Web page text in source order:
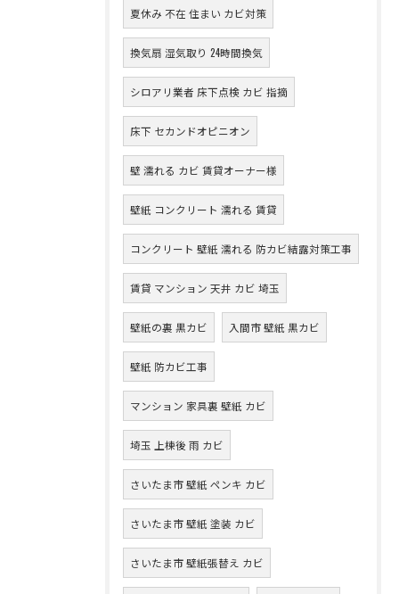
夏休み 不在 住まい カビ対策
換気扇 湿気取り 24時間換気
シロアリ業者 床下点検 カビ 指摘
床下 セカンドオピニオン
壁 濡れる カビ 賃貸オーナー様
壁紙 コンクリート 濡れる 賃貸
コンクリート 壁紙 濡れる 防カビ結露対策工事
賃貸 マンション 天井 カビ 埼玉
壁紙の裏 黒カビ 入間市 壁紙 黒カビ
壁紙 防カビ工事
マンション 家具裏 壁紙 カビ
埼玉 上棟後 雨 カビ
さいたま市 壁紙 ペンキ カビ
さいたま市 壁紙 塗装 カビ
さいたま市 壁紙張替え カビ